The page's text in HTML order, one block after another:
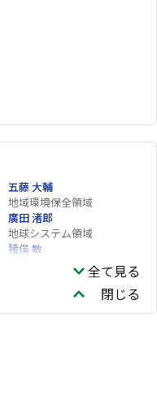
五藤 大輔
地域環境保全領域
廣田 渚郎
地球システム領域
猪俣 敏
地球システム領域
地球システム領域
全て見る
閉じる